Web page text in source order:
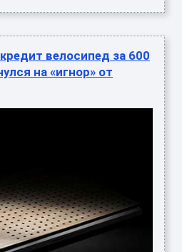
велосипед за 600
на «игнор» от